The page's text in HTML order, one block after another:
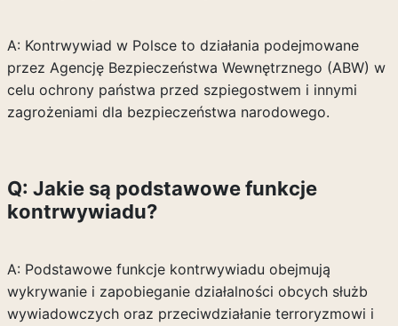
A: Kontrwywiad w Polsce to działania podejmowane
przez Agencję Bezpieczeństwa Wewnętrznego (ABW) w
celu ochrony państwa przed szpiegostwem i innymi
zagrożeniami dla bezpieczeństwa narodowego.
Q: Jakie są podstawowe funkcje
kontrwywiadu?
A: Podstawowe funkcje kontrwywiadu obejmują
wykrywanie i zapobieganie działalności obcych służb
wywiadowczych oraz przeciwdziałanie terroryzmowi i